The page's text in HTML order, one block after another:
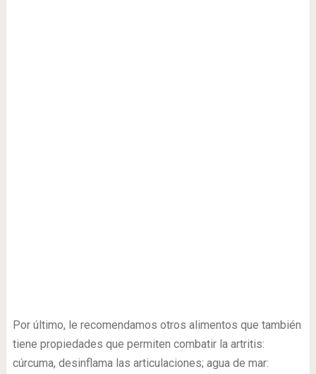
Por último, le recomendamos otros alimentos que también
tiene propiedades que permiten combatir la artritis:
cúrcuma, desinflama las articulaciones; agua de mar: